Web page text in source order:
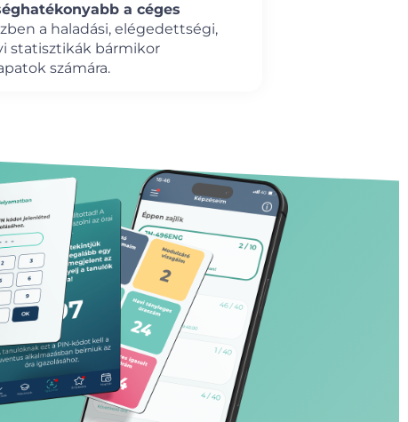
a céges
a haladási, elégedettségi,
statisztikák bármikor
számára.